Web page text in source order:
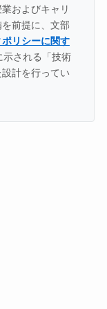
およびキャリ
前提に、文部
リシーに関す
示される「技術
計を行ってい